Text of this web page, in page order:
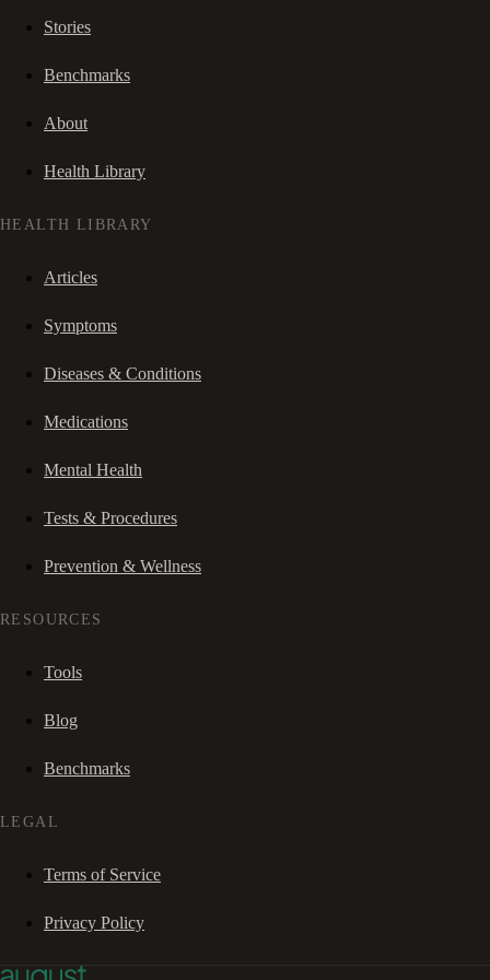
Stories
Benchmarks
About
Health Library
HEALTH LIBRARY
Articles
Symptoms
Diseases & Conditions
Medications
Mental Health
Tests & Procedures
Prevention & Wellness
RESOURCES
Tools
Blog
Benchmarks
LEGAL
Terms of Service
Privacy Policy